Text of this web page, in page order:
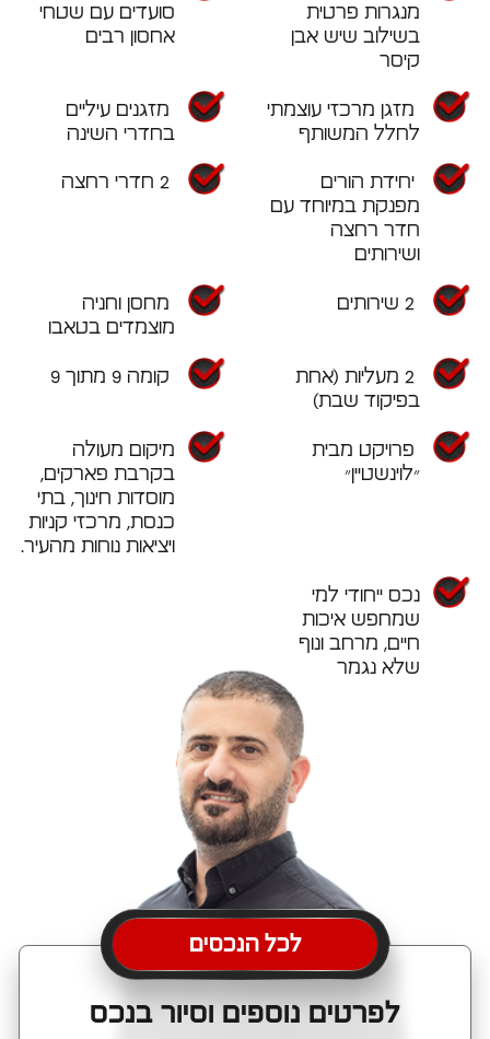
מנגרות פרטית
בשילוב שיש אבן
קיסר
סועדים עם שטחי
אחסון רבים
מזגן מרכזי עוצמתי
לחלל המשותף
מזגנים עיליים
בחדרי השינה
יחידת הורים
מפנקת במיוחד עם
חדר רחצה
ושירותים
מחסן וחניה
מוצמדים בטאבו
2 מעליות (אחת
בפיקוד שבת)
קומה 9 מתוך 9
פרויקט מבית
״לוינשטיין״
מיקום מעולה
בקרבת פארקים,
מוסדות חינוך, בתי
כנסת, מרכזי קניות
ויציאות נוחות מהעיר.
נכס ייחודי למי
שמחפש איכות
חיים, מרחב ונוף
שלא נגמר
לכל הנכסים
לפרטים נוספים וסיור בנכס